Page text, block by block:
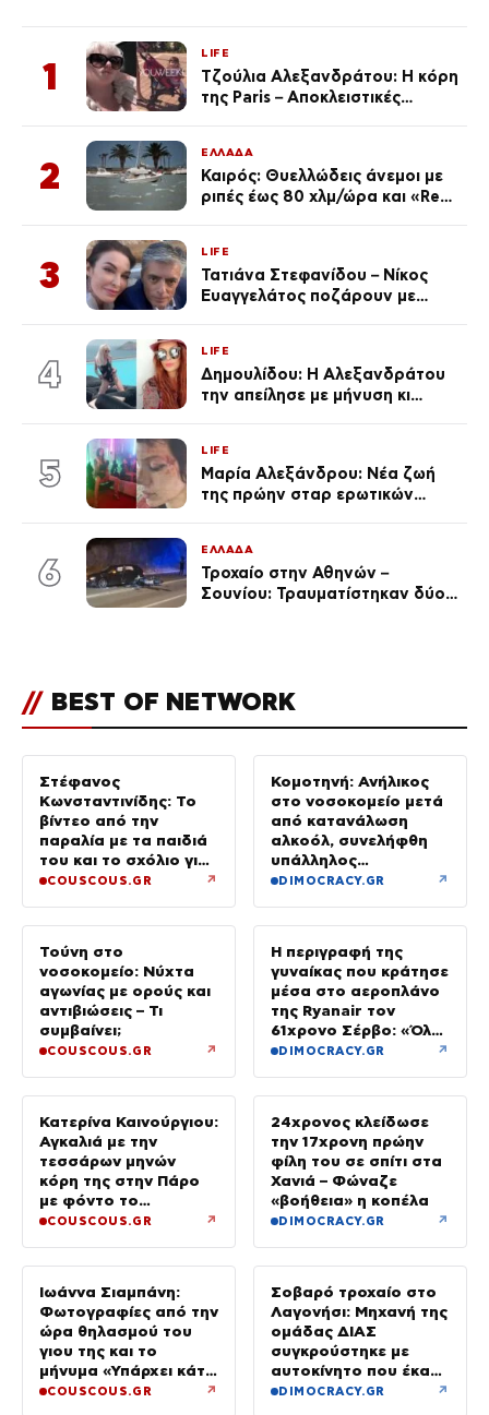
1
LIFE
Τζούλια Αλεξανδράτου: Η κόρη
της Paris – Αποκλειστικές
2
ΕΛΛΑΔΑ
Καιρός: Θυελλώδεις άνεμοι με
ριπές έως 80 χλμ/ώρα και «Red
3
LIFE
Τατιάνα Στεφανίδου – Νίκος
Ευαγγελάτος ποζάρουν με
4
LIFE
Δημουλίδου: Η Αλεξανδράτου
την απείλησε με μήνυση κι
ποια είσαι σοκαρίστικα»
5
LIFE
Μαρία Αλεξάνδρου: Νέα ζωή
της πρώην σταρ ερωτικών
(Φωτογραφίες)
6
ΕΛΛΑΔΑ
Τροχαίο στην Αθηνών –
Σουνίου: Τραυματίστηκαν δύο
// BEST OF NETWORK
Στέφανος
Κωνσταντινίδης: Το
βίντεο από την
παραλία με τα παιδιά
του και το σχόλιο για
την ηλικία του
COUSCOUS.GR ↗
Κομοτηνή: Ανήλικος
στο νοσοκομείο μετά
από κατανάλωση
αλκοόλ, συνελήφθη
υπάλληλος
καταστήματος
DIMOCRACY.GR ↗
Τούνη στο
νοσοκομείο: Νύχτα
αγωνίας με ορούς και
αντιβιώσεις – Τι
συμβαίνει;
COUSCOUS.GR ↗
Η περιγραφή της
γυναίκας που κράτησε
μέσα στο αεροπλάνο
της Ryanair τον
61χρονο Σέρβο: «Όλα
έγιναν σε κλάσματα
DIMOCRACY.GR ↗
Κατερίνα Καινούργιου:
Αγκαλιά με την
τεσσάρων μηνών
κόρη της στην Πάρο
με φόντο το
ηλιοβασίλεμα
COUSCOUS.GR ↗
24χρονος κλείδωσε
την 17χρονη πρώην
φίλη του σε σπίτι στα
Χανιά – Φώναζε
«βοήθεια» η κοπέλα
DIMOCRACY.GR ↗
Ιωάννα Σιαμπάνη:
Φωτογραφίες από την
ώρα θηλασμού του
γιου της και το
μήνυμα «Υπάρχει κάτι
μαγικό σε αυτές τις
COUSCOUS.GR ↗
Σοβαρό τροχαίο στο
Λαγονήσι: Μηχανή της
ομάδας ΔΙΑΣ
συγκρούστηκε με
αυτοκίνητο που έκανε
αναστροφή – Δύο
DIMOCRACY.GR ↗